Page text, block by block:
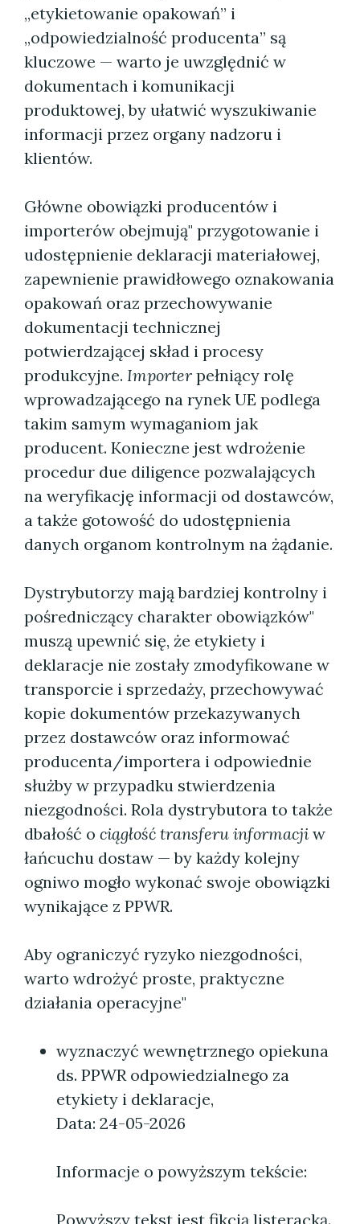
„etykietowanie opakowań” i
„odpowiedzialność producenta” są
kluczowe — warto je uwzględnić w
dokumentach i komunikacji
produktowej, by ułatwić wyszukiwanie
informacji przez organy nadzoru i
klientów.
Główne obowiązki producentów i
importerów obejmują" przygotowanie i
udostępnienie deklaracji materiałowej,
zapewnienie prawidłowego oznakowania
opakowań oraz przechowywanie
dokumentacji technicznej
potwierdzającej skład i procesy
produkcyjne. Importer pełniący rolę
wprowadzającego na rynek UE podlega
takim samym wymaganiom jak
producent. Konieczne jest wdrożenie
procedur due diligence pozwalających
na weryfikację informacji od dostawców,
a także gotowość do udostępnienia
danych organom kontrolnym na żądanie.
Dystrybutorzy mają bardziej kontrolny i
pośredniczący charakter obowiązków"
muszą upewnić się, że etykiety i
deklaracje nie zostały zmodyfikowane w
transporcie i sprzedaży, przechowywać
kopie dokumentów przekazywanych
przez dostawców oraz informować
producenta/importera i odpowiednie
służby w przypadku stwierdzenia
niezgodności. Rola dystrybutora to także
dbałość o ciągłość transferu informacji w
łańcuchu dostaw — by każdy kolejny
ogniwo mogło wykonać swoje obowiązki
wynikające z PPWR.
Aby ograniczyć ryzyko niezgodności,
warto wdrożyć proste, praktyczne
działania operacyjne"
wyznaczyć wewnętrznego opiekuna
ds. PPWR odpowiedzialnego za
etykiety i deklaracje,
Data: 24-05-2026
Informacje o powyższym tekście:
Powyższy tekst jest fikcją listeracką.